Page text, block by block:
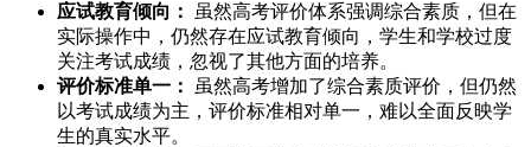
应试教育倾向：
虽然高考评价体系强调综合素质，但在
实际操作中，仍然存在应试教育倾向，学生和学校过度
关注考试成绩，忽视了其他方面的培养。
评价标准单一：
虽然高考增加了综合素质评价，但仍然
以考试成绩为主，评价标准相对单一，难以全面反映学
生的真实水平。